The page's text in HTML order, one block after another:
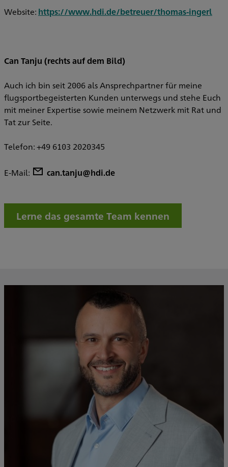
Website: https://www.hdi.de/betreuer/thomas-ingerl
Can Tanju (rechts auf dem Bild)
Auch ich bin seit 2006 als Ansprechpartner für meine
flugsportbegeisterten Kunden unterwegs und stehe Euch
mit meiner Expertise sowie meinem Netzwerk mit Rat und
Tat zur Seite.
Telefon: +49 6103 2020345
E-Mail: can.tanju@hdi.de
Lerne das gesamte Team kennen